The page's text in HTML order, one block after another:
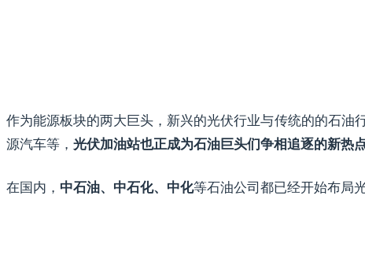
作为能源板块的两大巨头，新兴的光伏行业与传统的的石
源汽车等， 光伏加油站也正成为石油巨头们争相追逐的新热点
在国内， 中石油、中石化、中化等石油公司都已经开始布局